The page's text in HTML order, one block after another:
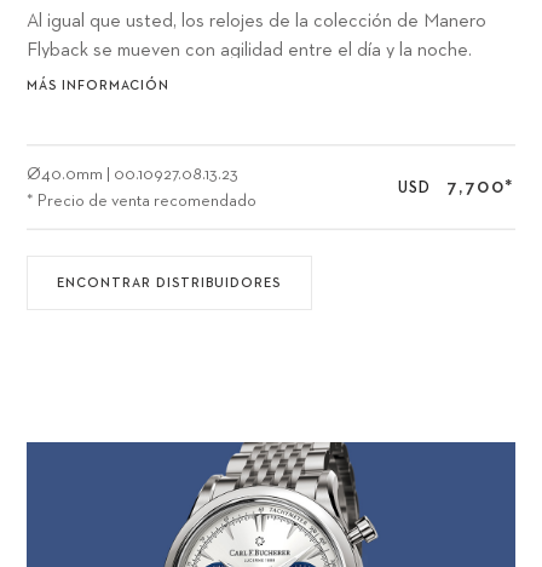
Al igual que usted, los relojes de la colección de Manero
Flyback se mueven con agilidad entre el día y la noche.
Entre la ciudad y el campo. Entre el trabajo y las
cuenta. ¿Qué color le va más?
MÁS INFORMACIÓN
Ø40.0mm
00.10927.08.13.23
* Precio de venta recomendado
USD 7,700*
ENCONTRAR DISTRIBUIDORES